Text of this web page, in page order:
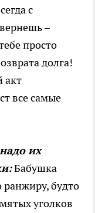
с
–
просто
долга!
акт
все самые
их
Бабушка
ранжиру, будто
уголков